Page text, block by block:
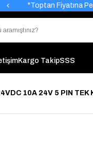
"Toptan Fiyatına
"Üyelere Özel:
Kargo TakipSSS
10A 24V 5 PIN TEK